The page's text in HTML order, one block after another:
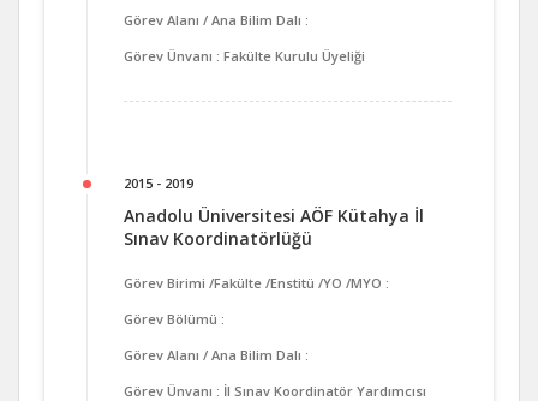
Görev Alanı / Ana Bilim Dalı :
Görev Ünvanı : Fakülte Kurulu Üyeliği
2015 - 2019
Anadolu Üniversitesi AÖF Kütahya İl
Sınav Koordinatörlüğü
Görev Birimi /Fakülte /Enstitü /YO /MYO :
Görev Bölümü :
Görev Alanı / Ana Bilim Dalı :
Görev Ünvanı : İl Sınav Koordinatör Yardımcısı